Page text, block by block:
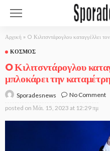
Αρχική » O Κιλιτσντάρογλου καταγγέλλει τον
ΚΌΣΜΟΣ
O Κιλιτσντάρογλου
μπλοκάρει την
Sporadesnews
No Comment
posted on Μάι. 15, 2023 at 12:29 πμ